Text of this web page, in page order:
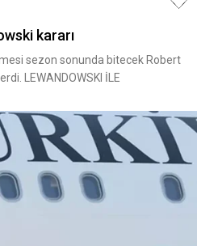
kararı
sezon sonunda bitecek Robert
LEWANDOWSKI İLE